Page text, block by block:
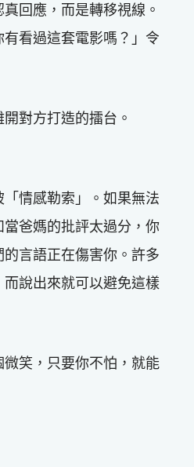
回應，而是轉移視線。
看過這套電影嗎？」令
對方打造的擂台。
情感勒索」。如果無法
爸媽的批評太過分，你
言語正在傷害你。許多
說出來就可以避免這樣
笑，只要你不怕，就能